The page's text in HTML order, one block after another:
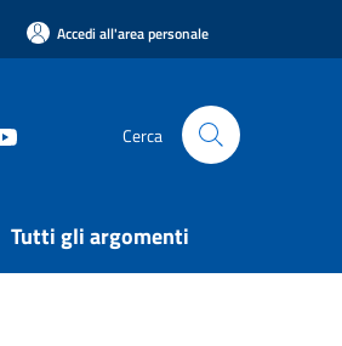
Accedi all'area personale
Cerca
Tutti gli argomenti